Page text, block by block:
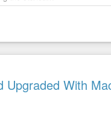
update-activation-
Playing || swaylock -f
q Playing || swaymsg
Upgraded With